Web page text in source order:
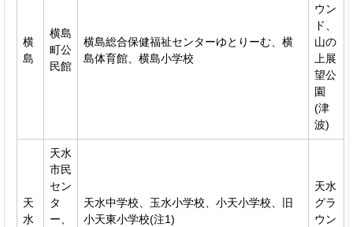
横
島
横島
町公
民館
横島総合保健福祉センターゆとりーむ、横
島体育館、横島小学校
ウン
ド、
山の
上展
望公
園
(津
波)
天
水
天水
市民
セン
タ
ー、
天水中学校、玉水小学校、小天小学校、旧
小天東小学校(注1)
天水
グラ
ウン